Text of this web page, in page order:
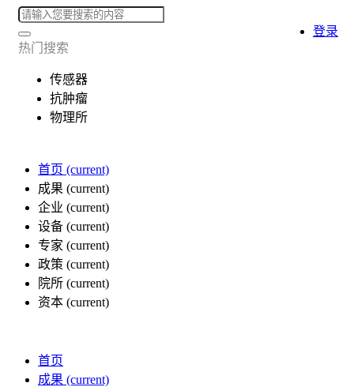
热门搜索
传感器
抗肿瘤
物理所
首页 (current)
成果 (current)
企业 (current)
设备 (current)
专家 (current)
政策 (current)
院所 (current)
资本 (current)
登录
首页
成果 (current)